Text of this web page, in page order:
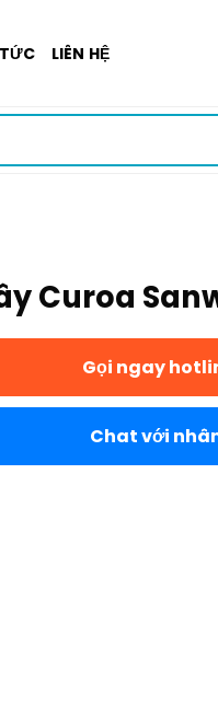
LIÊN HỆ
Curoa
Gọi ngay
Chat với